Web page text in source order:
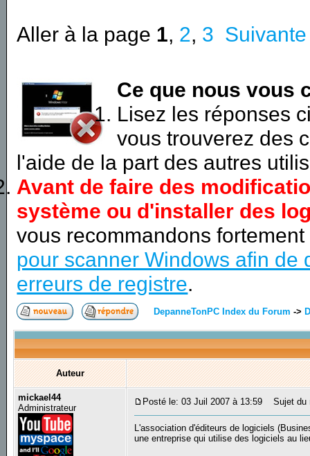
Aller à la page 1, 2, 3 Suivante
Ce que nous vous
Lisez les réponses
vous trouverez des
l'aide de la part des autres
Avant de faire des
système ou d'installer des
vous recommandons
pour scanner Windows afin de
erreurs de registre.
DepanneTonPC Index du Forum ->
Auteur
mickael44
Administrateur
Posté le: 03 Juil 2007 à 13:59 Sujet du
L'association d'éditeurs de logiciels
une entreprise qui utilise des logiciels au